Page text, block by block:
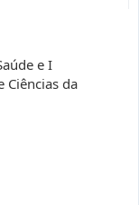
e I
Ciências da